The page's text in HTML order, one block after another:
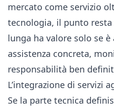
mercato come servizio
tecnologia, il punto resta
lunga ha valore solo se
assistenza concreta,
responsabilità ben
L’integrazione di servizi
Se la parte tecnica